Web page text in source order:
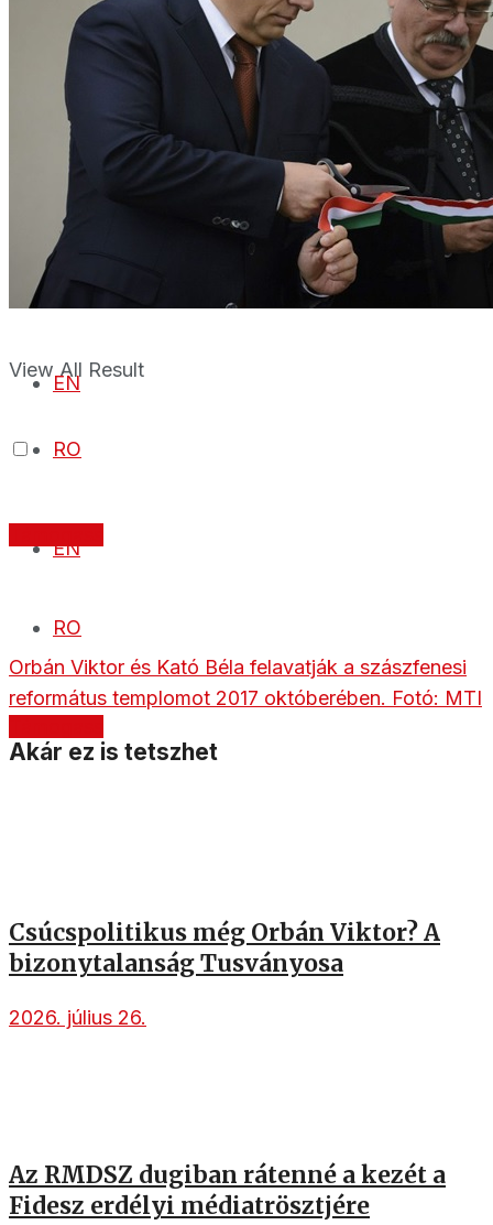
Podcast
Van infód?
No Result
View All Result
EN
RO
Van infód?
No Result
View All Result
EN
RO
Orbán Viktor és Kató Béla felavatják a szászfenesi
református templomot 2017 októberében. Fotó: MTI
Akár ez is tetszhet
Csúcspolitikus még Orbán Viktor? A
bizonytalanság Tusványosa
2026. július 26.
Az RMDSZ dugiban rátenné a kezét a
Fidesz erdélyi médiatrösztjére